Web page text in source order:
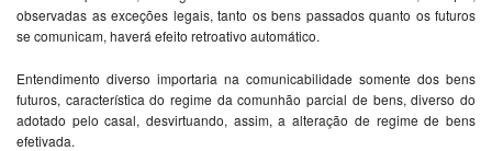
observadas as exceções legais, tanto os bens passados quanto os futuros
se comunicam, haverá efeito retroativo automático.
Entendimento diverso importaria na comunicabilidade somente dos bens
futuros, característica do regime da comunhão parcial de bens, diverso do
adotado pelo casal, desvirtuando, assim, a alteração de regime de bens
efetivada.